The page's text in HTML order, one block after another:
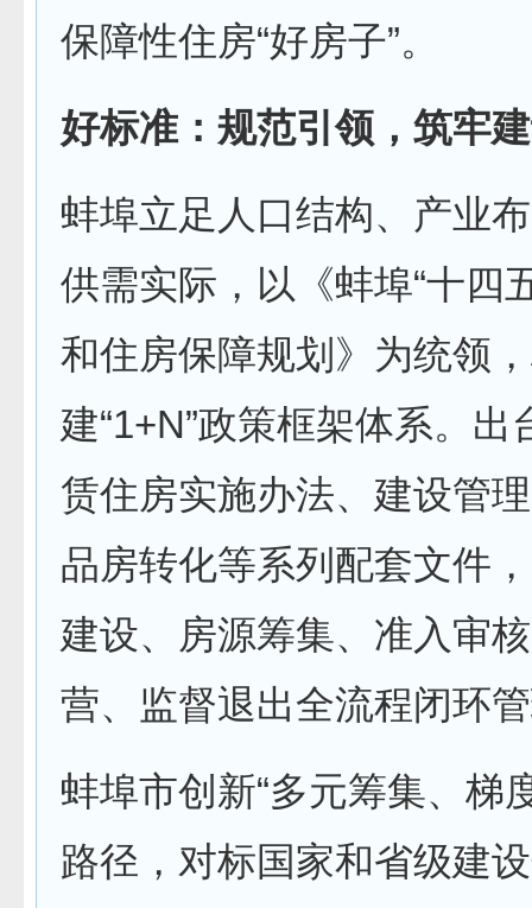
保障性住房“好房子”。
好标准：规范引领，筑牢
蚌埠立足人口结构、产业
供需实际，以《蚌埠“十四
和住房保障规划》为统领
建“1+N”政策框架体系。出
赁住房实施办法、建设管
品房转化等系列配套文件
建设、房源筹集、准入审
营、监督退出全流程闭环
蚌埠市创新“多元筹集、梯
路径，对标国家和省级建